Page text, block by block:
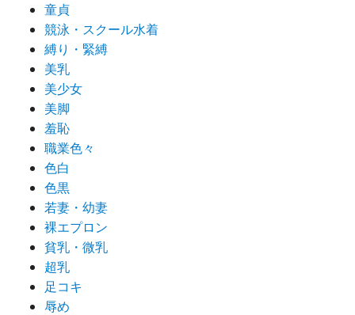
童貞
競泳・スクール水着
縛り・緊縛
美乳
美少女
美脚
羞恥
職業色々
色白
色黒
若妻・幼妻
裸エプロン
貧乳・微乳
超乳
足コキ
辱め